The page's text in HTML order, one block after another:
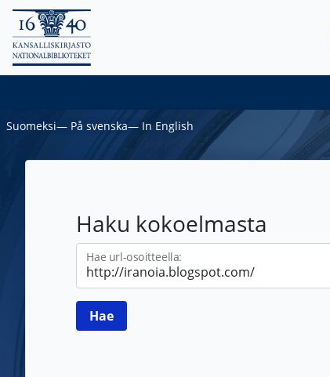
Suomeksi― På svenska― In English
Haku kokoelmasta
Hae url-osoitteella: